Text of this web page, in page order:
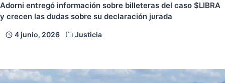
Adorni entregó información sobre billeteras del caso $LIBRA
y crecen las dudas sobre su declaración jurada
4 junio, 2026 Justicia